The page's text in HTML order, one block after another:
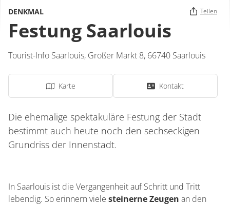
DENKMAL Teilen
Festung Saarlouis
Tourist-Info Saarlouis, Großer Markt 8, 66740 Saarlouis
Karte Kontakt
Die ehemalige spektakuläre Festung der Stadt
bestimmt auch heute noch den sechseckigen
Grundriss der Innenstadt.
In Saarlouis ist die Vergangenheit auf Schritt und Tritt
lebendig. So erinnern viele steinerne Zeugen an den